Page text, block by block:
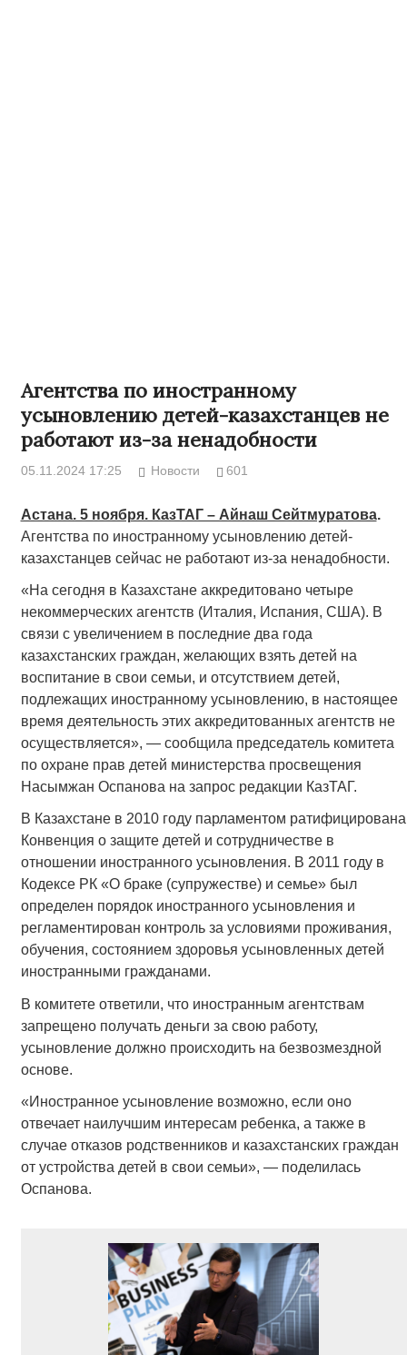
Агентства по иностранному
усыновлению детей-казахстанцев не
работают из-за ненадобности
05.11.2024 17:25 Новости 601
Астана. 5 ноября. КазТАГ ­– Айнаш Сейтмуратова.
Агентства по иностранному усыновлению детей-
казахстанцев сейчас не работают из-за ненадобности.
«На сегодня в Казахстане аккредитовано четыре
некоммерческих агентств (Италия, Испания, США). В
связи с увеличением в последние два года
казахстанских граждан, желающих взять детей на
воспитание в свои семьи, и отсутствием детей,
подлежащих иностранному усыновлению, в настоящее
время деятельность этих аккредитованных агентств не
осуществляется», — сообщила председатель комитета
по охране прав детей министерства просвещения
Насымжан Оспанова на запрос редакции КазТАГ.
В Казахстане в 2010 году парламентом ратифицирована
Конвенция о защите детей и сотрудничестве в
отношении иностранного усыновления. В 2011 году в
Кодексе РК «О браке (супружестве) и семье» был
определен порядок иностранного усыновления и
регламентирован контроль за условиями проживания,
обучения, состоянием здоровья усыновленных детей
иностранными гражданами.
В комитете ответили, что иностранным агентствам
запрещено получать деньги за свою работу,
усыновление должно происходить на безвозмездной
основе.
«Иностранное усыновление возможно, если оно
отвечает наилучшим интересам ребенка, а также в
случае отказов родственников и казахстанских граждан
от устройства детей в свои семьи», — поделилась
Оспанова.